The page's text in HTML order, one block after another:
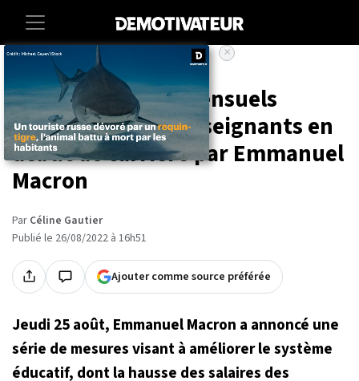
Societe
2000 euros nets mensuels
promis pour les enseignants en
début de carrière par Emmanuel
Macron
Par Céline Gautier
Publié le 26/08/2022 à 16h51
Ajouter comme source préférée
Jeudi 25 août, Emmanuel Macron a annoncé une
série de mesures visant à améliorer le système
éducatif, dont la hausse des salaires des
×